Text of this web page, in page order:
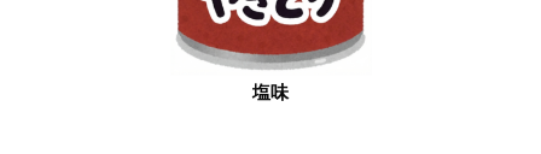
塩味